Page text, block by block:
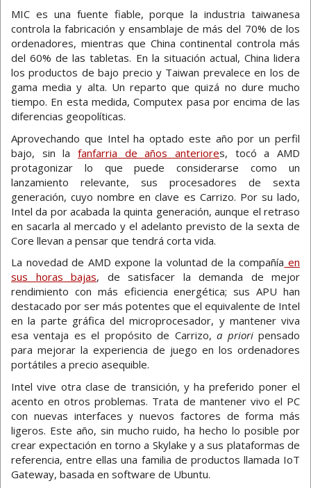
MIC es una fuente fiable, porque la industria taiwanesa
controla la fabricación y ensamblaje de más del 70% de los
ordenadores, mientras que China continental controla más
del 60% de las tabletas. En la situación actual, China lidera
los productos de bajo precio y Taiwan prevalece en los de
gama media y alta. Un reparto que quizá no dure mucho
tiempo. En esta medida, Computex pasa por encima de las
diferencias geopolíticas.
Aprovechando que Intel ha optado este año por un perfil
bajo, sin la fanfarria de años anteriores, tocó a AMD
protagonizar lo que puede considerarse como un
lanzamiento relevante, sus procesadores de sexta
generación, cuyo nombre en clave es Carrizo. Por su lado,
Intel da por acabada la quinta generación, aunque el retraso
en sacarla al mercado y el adelanto previsto de la sexta de
Core llevan a pensar que tendrá corta vida.
La novedad de AMD expone la voluntad de la compañía en
sus horas bajas, de satisfacer la demanda de mejor
rendimiento con más eficiencia energética; sus APU han
destacado por ser más potentes que el equivalente de Intel
en la parte gráfica del microprocesador, y mantener viva
esa ventaja es el propósito de Carrizo, a prioripensado
para mejorar la experiencia de juego en los ordenadores
portátiles a precio asequible.
Intel vive otra clase de transición, y ha preferido poner el
acento en otros problemas. Trata de mantener vivo el PC
con nuevas interfaces y nuevos factores de forma más
ligeros. Este año, sin mucho ruido, ha hecho lo posible por
crear expectación en torno a Skylake y a sus plataformas de
referencia, entre ellas una familia de productos llamada IoT
Gateway, basada en software de Ubuntu.